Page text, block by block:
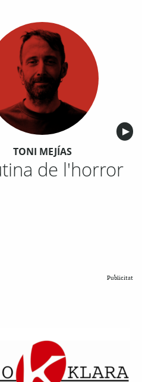
▶︎
TONI MEJÍAS
de l'horror
Publicitat